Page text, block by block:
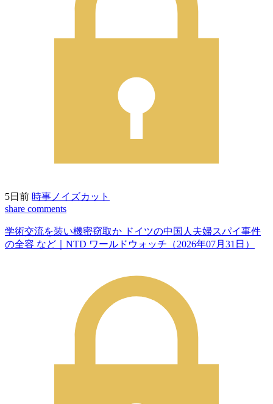
5日前 時事ノイズカット
share comments
学術交流を装い機密窃取か ドイツの中国人夫婦スパイ事件
の全容 など｜NTD ワールドウォッチ（2026年07月31日）